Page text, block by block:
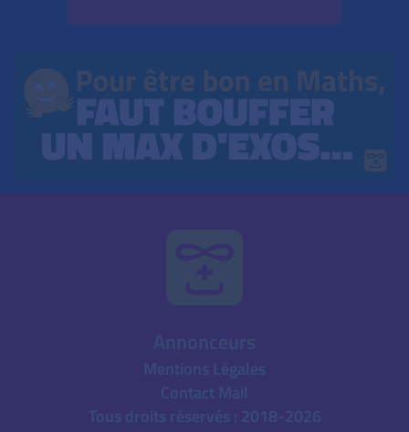
Mentions Légales
Contact Mail
Tous droits réservés : 2018-2026